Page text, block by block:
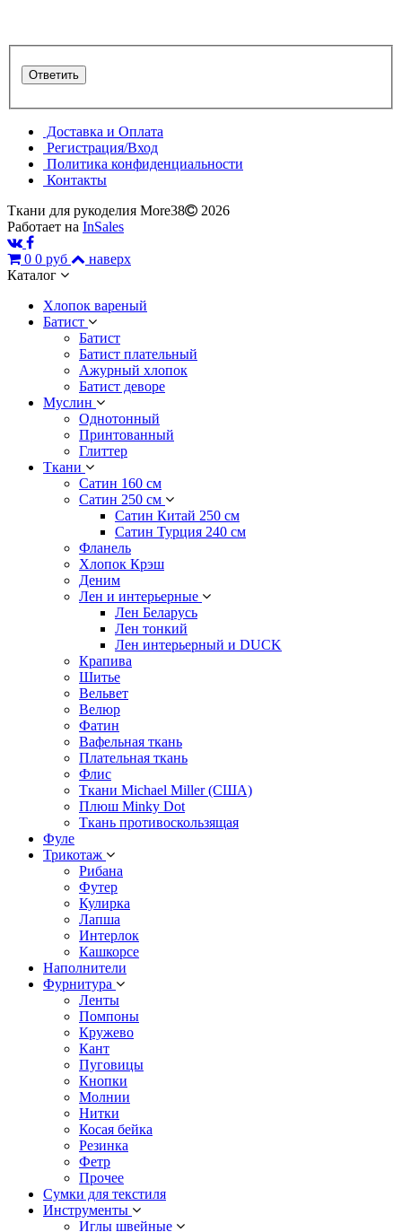
Доставка и Оплата
Регистрация/Вход
Политика конфиденциальности
Контакты
Ткани для рукоделия More38
2026
Работает на InSales
0 0 руб
наверх
Каталог
Хлопок вареный
Батист
Батист
Батист плательный
Ажурный хлопок
Батист деворе
Муслин
Однотонный
Принтованный
Глиттер
Ткани
Сатин 160 см
Сатин 250 см
Сатин Китай 250 см
Сатин Турция 240 см
Фланель
Хлопок Крэш
Деним
Лен и интерьерные
Лен Беларусь
Лен тонкий
Лен интерьерный и DUCK
Крапива
Шитье
Вельвет
Велюр
Фатин
Вафельная ткань
Плательная ткань
Флис
Ткани Michael Miller (США)
Плюш Minky Dot
Ткань противоскользящая
Фуле
Трикотаж
Рибана
Футер
Кулирка
Лапша
Интерлок
Кашкорсе
Наполнители
Фурнитура
Ленты
Помпоны
Кружево
Кант
Пуговицы
Кнопки
Молнии
Нитки
Косая бейка
Резинка
Фетр
Прочее
Сумки для текстиля
Инструменты
Иглы швейные